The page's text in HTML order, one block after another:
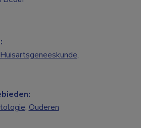
Huisartsgeneeskunde,
, Ouderen